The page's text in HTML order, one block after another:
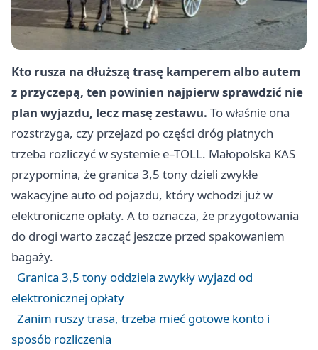
Kto rusza na dłuższą trasę kamperem albo autem
z przyczepą, ten powinien najpierw sprawdzić nie
plan wyjazdu, lecz masę zestawu. To właśnie ona
rozstrzyga, czy przejazd po części dróg płatnych
trzeba rozliczyć w systemie e–TOLL. Małopolska KAS
przypomina, że granica 3,5 tony dzieli zwykłe
wakacyjne auto od pojazdu, który wchodzi już w
elektroniczne opłaty. A to oznacza, że przygotowania
do drogi warto zacząć jeszcze przed spakowaniem
bagaży.
Granica 3,5 tony oddziela zwykły wyjazd od
elektronicznej opłaty
Zanim ruszy trasa, trzeba mieć gotowe konto i
sposób rozliczenia